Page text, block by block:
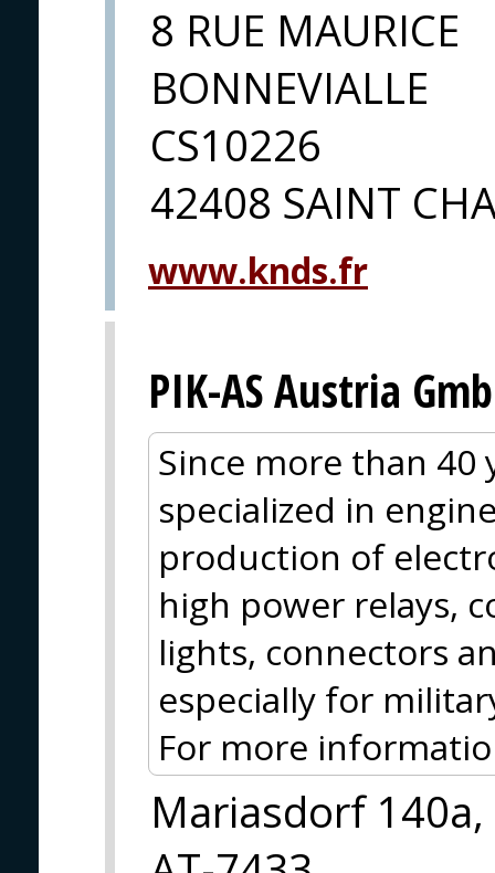
8 RUE MAURICE
BONNEVIALLE
CS10226
42408 SAINT
www.knds.fr
PIK-AS Austria
Since more than 40
specialized in
production of
high power relays,
lights, connectors
especially for
For more
Mariasdorf 140a,